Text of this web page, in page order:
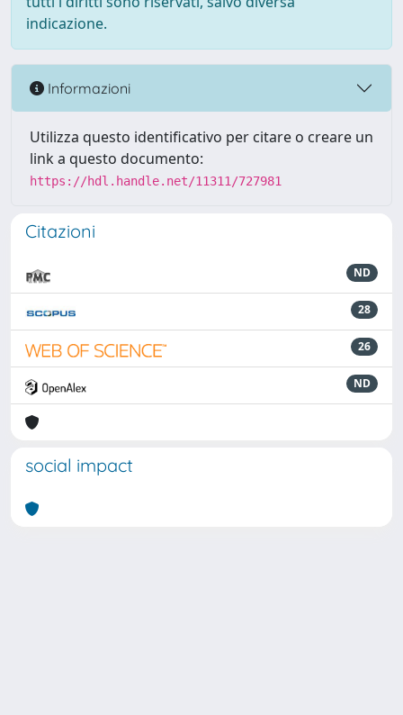
indicazione.
Informazioni
Utilizza questo identificativo per citare o creare un
link a questo documento:
https://hdl.handle.net/11311/727981
Citazioni
ND
28
26
ND
social impact